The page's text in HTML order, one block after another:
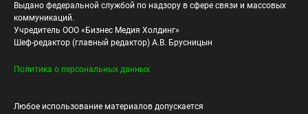
Выдано федеральной службой по надзору в сфере связи и массовых
коммуникаций.
Учредитель ООО «Бизнес Медия Холдинг»
Шеф-редактор (главный редактор) А.В. Брусницын
Политика о персональных данных
Любое использование материалов допускается